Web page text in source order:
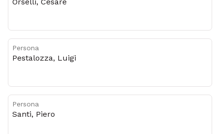
Orselli, Cesare
Persona
Pestalozza, Luigi
Persona
Santi, Piero